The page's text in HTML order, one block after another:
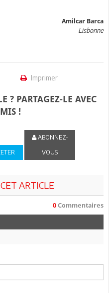
Amilcar Barca
Lisbonne
Imprimer
? PARTAGEZ-LE AVEC
!
ABONNEZ-
VOUS
ARTICLE
0 Commentaires